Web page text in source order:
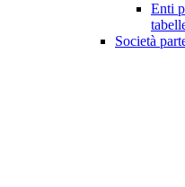
Enti
Società